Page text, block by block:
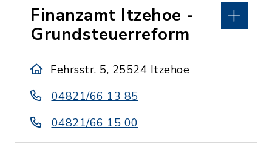
Finanzamt Itzehoe -
Grundsteuerreform
Fehrsstr. 5, 25524 Itzehoe
04821/66 13 85
04821/66 15 00